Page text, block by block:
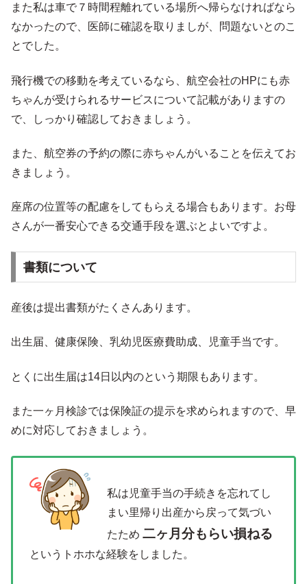
また私は車で７時間程離れている場所へ帰らなければなら
なかったので、医師に確認を取りましが、問題ないとのこ
とでした。
飛行機での移動を考えているなら、航空会社のHPにも赤
ちゃんが受けられるサービスについて記載がありますの
で、しっかり確認しておきましょう。
また、航空券の予約の際に赤ちゃんがいることを伝えてお
きましょう。
座席の位置等の配慮をしてもらえる場合もあります。お母
さんが一番安心できる交通手段を選ぶとよいですよ。
書類について
産後は提出書類がたくさんあります。
出生届、健康保険、乳幼児医療費助成、児童手当です。
とくに出生届は14日以内のという期限もあります。
また一ヶ月検診では保険証の提示を求められますので、早
めに対応しておきましょう。
私は児童手当の手続きを忘れてし
まい里帰り出産から戻って気づい
たため 二ヶ月分もらい損ねる
というトホホな経験をしました。